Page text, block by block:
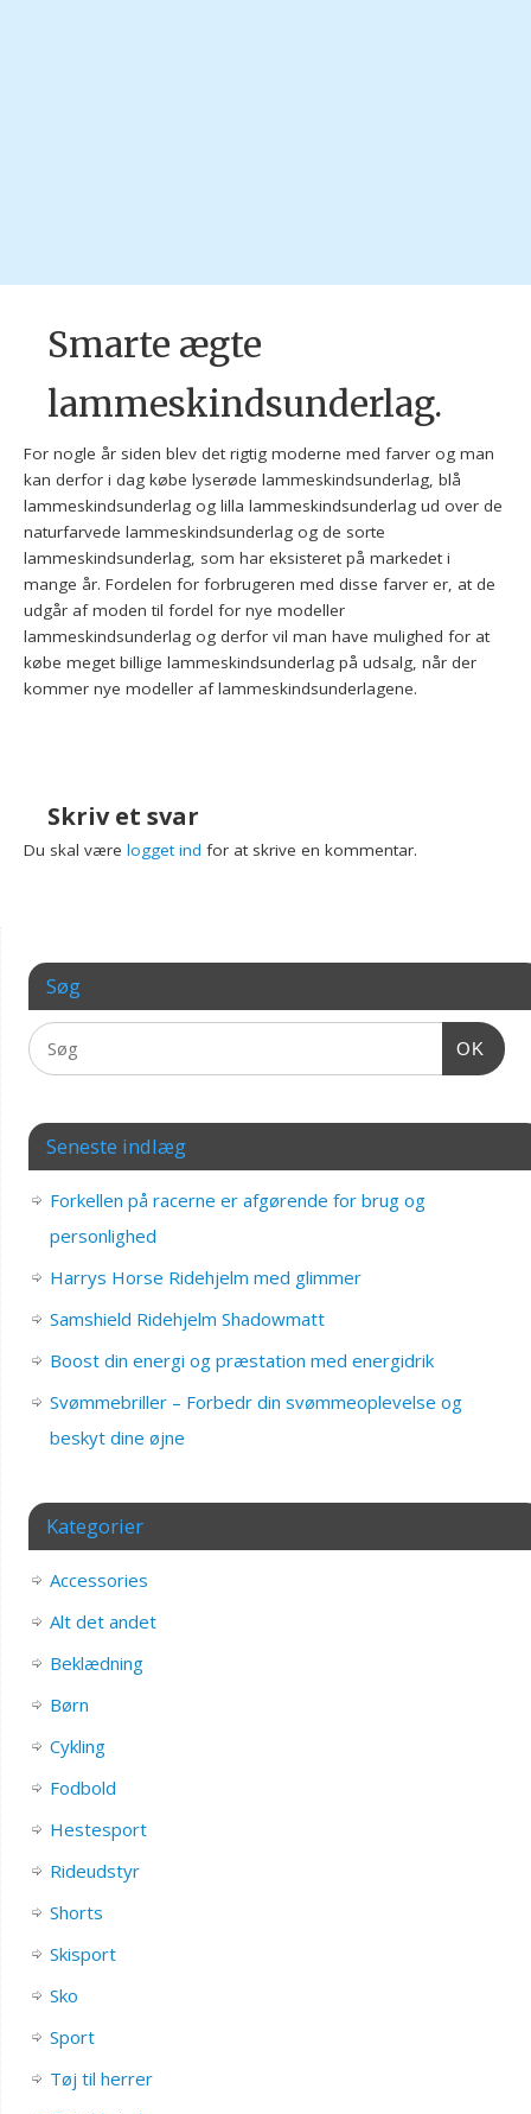
Smarte ægte
lammeskindsunderlag.
For nogle år siden blev det rigtig moderne med farver og man
kan derfor i dag købe lyserøde lammeskindsunderlag, blå
lammeskindsunderlag og lilla lammeskindsunderlag ud over de
naturfarvede lammeskindsunderlag og de sorte
lammeskindsunderlag, som har eksisteret på markedet i
mange år. Fordelen for forbrugeren med disse farver er, at de
udgår af moden til fordel for nye modeller
lammeskindsunderlag og derfor vil man have mulighed for at
købe meget billige lammeskindsunderlag på udsalg, når der
kommer nye modeller af lammeskindsunderlagene.
Skriv et svar
Du skal værelogget ind for at skrive en kommentar.
Søg
OK
Seneste indlæg
Forkellen på racerne er afgørende for brug og
personlighed
Harrys Horse Ridehjelm med glimmer
Samshield Ridehjelm Shadowmatt
Boost din energi og præstation med energidrik
Svømmebriller – Forbedr din svømmeoplevelse og
beskyt dine øjne
Kategorier
Accessories
Alt det andet
Beklædning
Børn
Cykling
Fodbold
Hestesport
Rideudstyr
Shorts
Skisport
Sko
Sport
Tøj til herrer